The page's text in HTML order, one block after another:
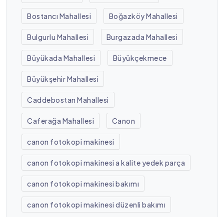
Bostancı Mahallesi Boğazköy Mahallesi
Bulgurlu Mahallesi Burgazada Mahallesi
Büyükada Mahallesi Büyükçekmece
Büyükşehir Mahallesi
Caddebostan Mahallesi
Caferağa Mahallesi Canon
canon fotokopi makinesi
canon fotokopi makinesi a kalite yedek parça
canon fotokopi makinesi bakımı
canon fotokopi makinesi düzenli bakımı